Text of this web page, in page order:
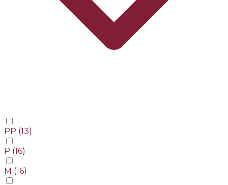
PP (13)
P (16)
M (16)